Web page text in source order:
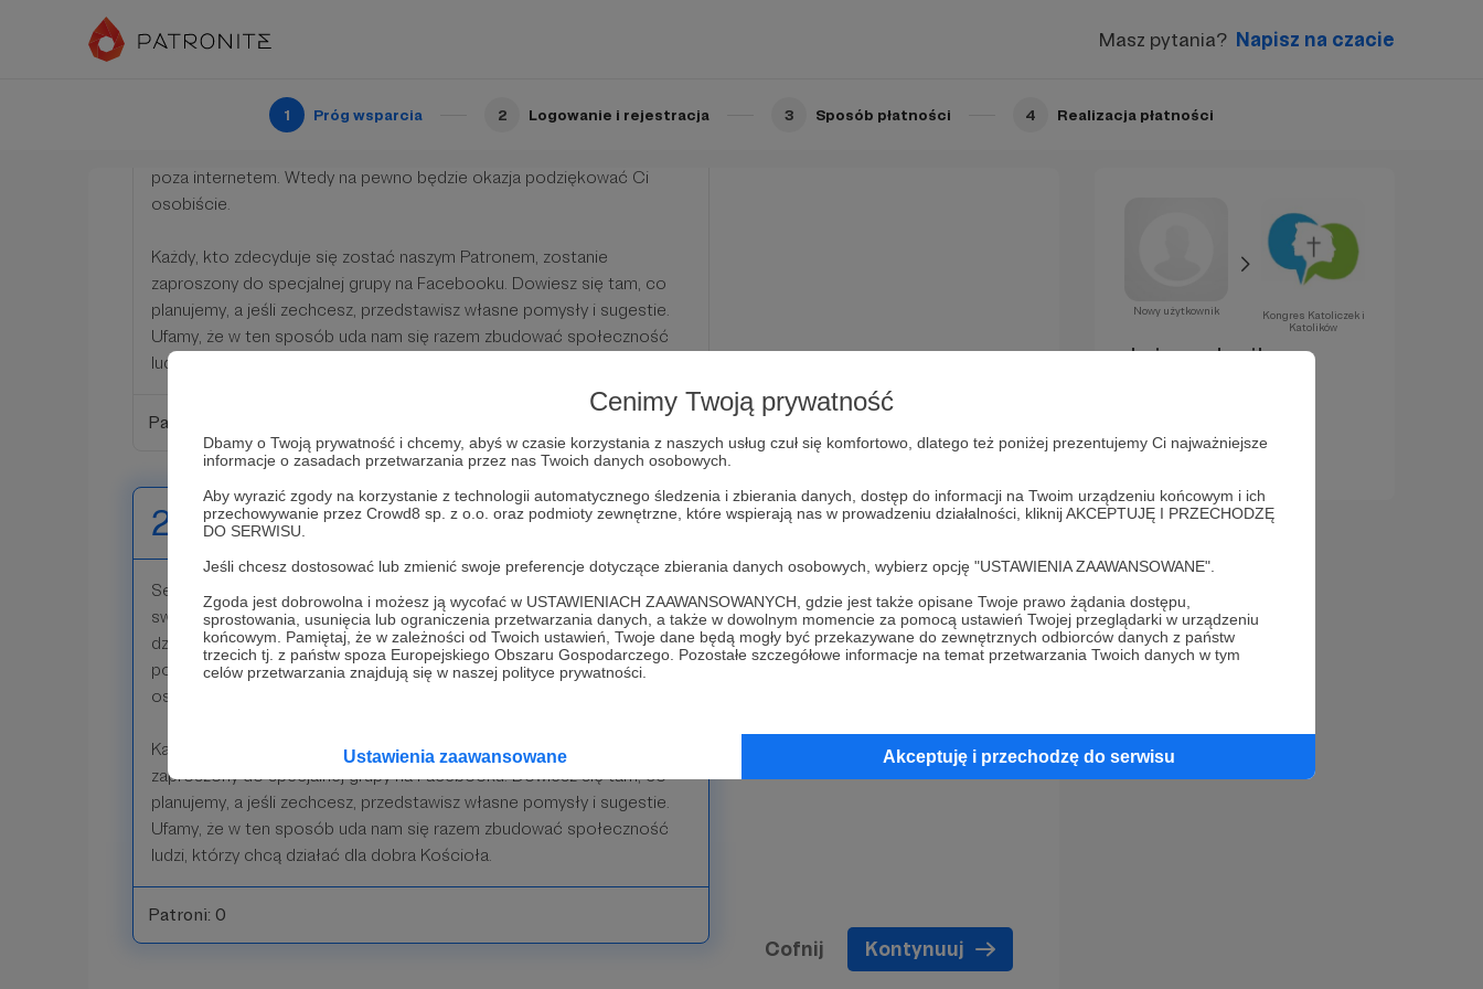
Cenimy Twoją prywatność
Dbamy o Twoją prywatność i chcemy, abyś w czasie korzystania z naszych usług czuł się komfortowo, dlatego też poniżej prezentujemy Ci najważniejsze
informacje o zasadach przetwarzania przez nas Twoich danych osobowych.
Aby wyrazić zgody na korzystanie z technologii automatycznego śledzenia i zbierania danych, dostęp do informacji na Twoim urządzeniu końcowym i ich
przechowywanie przez Crowd8 sp. z o.o. oraz podmioty zewnętrzne, które wspierają nas w prowadzeniu działalności, kliknij AKCEPTUJĘ I PRZECHODZĘ
DO SERWISU.
Jeśli chcesz dostosować lub zmienić swoje preferencje dotyczące zbierania danych osobowych, wybierz opcję "USTAWIENIA ZAAWANSOWANE".
Zgoda jest dobrowolna i możesz ją wycofać w USTAWIENIACH ZAAWANSOWANYCH, gdzie jest także opisane Twoje prawo żądania dostępu,
sprostowania, usunięcia lub ograniczenia przetwarzania danych, a także w dowolnym momencie za pomocą ustawień Twojej przeglądarki w urządzeniu
końcowym. Pamiętaj, że w zależności od Twoich ustawień, Twoje dane będą mogły być przekazywane do zewnętrznych odbiorców danych z państw
trzecich tj. z państw spoza Europejskiego Obszaru Gospodarczego. Pozostałe szczegółowe informacje na temat przetwarzania Twoich danych w tym
celów przetwarzania znajdują się w naszej polityce prywatności.
Ustawienia zaawansowane Akceptuję i przechodzę do serwisu
Masz pytania? Napisz na czacie
1 Próg wsparcia 2 Logowanie i rejestracja 3 Sposób płatności 4 Realizacja płatności
100 zł miesięcznie
Serdecznie dziękujemy, że wspierasz naszą działalność stosownie do
swoich finansowych możliwości. Cieszymy się, że nasze cele i sposób
poza internetem. Wtedy na pewno będzie okazja podziękować Ci
osobiście.
Każdy, kto zdecyduje się zostać naszym Patronem, zostanie
zaproszony do specjalnej grupy na Facebooku. Dowiesz się tam, co
planujemy, a jeśli zechcesz, przedstawisz własne pomysły i sugestie.
Ufamy, że w ten sposób uda nam się razem zbudować społeczność
ludzi, którzy chcą działać dla dobra Kościoła.
Patroni: 0
200 zł miesięcznie
Serdecznie dziękujemy, że wspierasz naszą działalność stosownie do
swoich finansowych możliwości. Cieszymy się, że nasze cele i sposób
działania są Ci bliskie. Mamy nadzieję spotkać się z Tobą on-line i/lub
poza internetem. Wtedy na pewno będzie okazja podziękować Ci
osobiście.
Każdy, kto zdecyduje się zostać naszym Patronem, zostanie
zaproszony do specjalnej grupy na Facebooku. Dowiesz się tam, co
planujemy, a jeśli zechcesz, przedstawisz własne pomysły i sugestie.
Ufamy, że w ten sposób uda nam się razem zbudować społeczność
ludzi, którzy chcą działać dla dobra Kościoła.
Patroni: 0
Cofnij Kontynuuj
Nowy użytkownik
Kongres Katoliczek i
Katolików
Już za chwilę